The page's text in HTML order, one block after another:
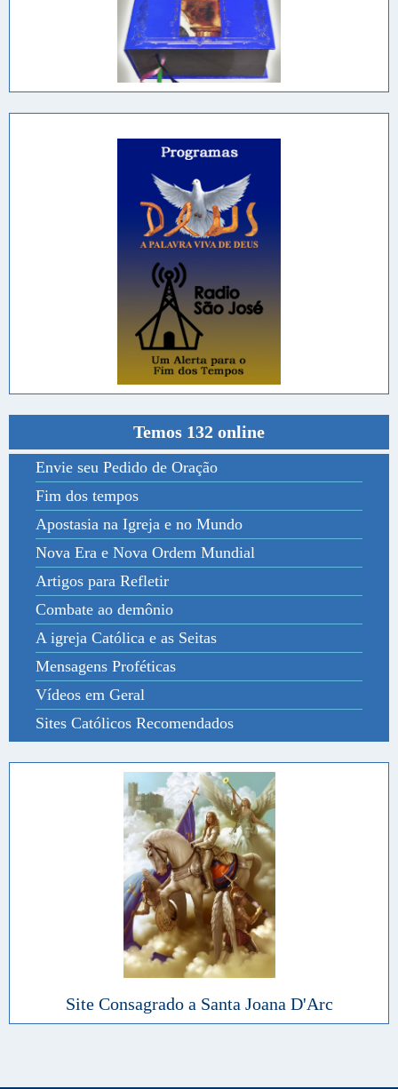
Temos 132 online
Envie seu Pedido de Oração
Fim dos tempos
Apostasia na Igreja e no Mundo
Nova Era e Nova Ordem Mundial
Artigos para Refletir
Combate ao demônio
A igreja Católica e as Seitas
Mensagens Proféticas
Vídeos em Geral
Sites Católicos Recomendados
Site Consagrado a Santa Joana D'Arc